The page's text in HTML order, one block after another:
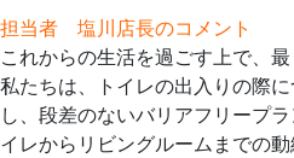
担当者 塩川店長のコメント
これからの生活を過ごす上で、
私たちは、トイレの出入りの際
し、段差のないバリアフリープ
イレからリビングルームまでの